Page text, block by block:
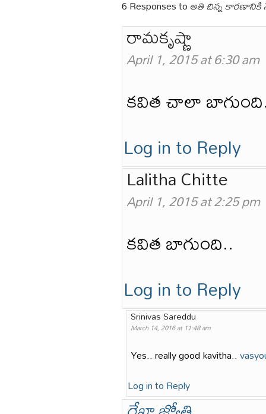
6 Responses toఅతి చిన్న కారణానికి
రామకృష్ణా
April 1, 2015 at 6:30 am
కవిత చాలా బాగుంది.
Log in to Reply
Lalitha Chitte
April 1, 2015 at 2:25 pm
కవిత బాగుంది..
Log in to Reply
Srinivas Sareddu
March 14, 2016 at 11:48 am
Yes.. really good kavitha..
Log in to Reply